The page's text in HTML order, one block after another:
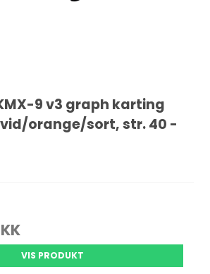
9 v3 graph karting
orange/sort, str. 40 -
VIS PRODUKT